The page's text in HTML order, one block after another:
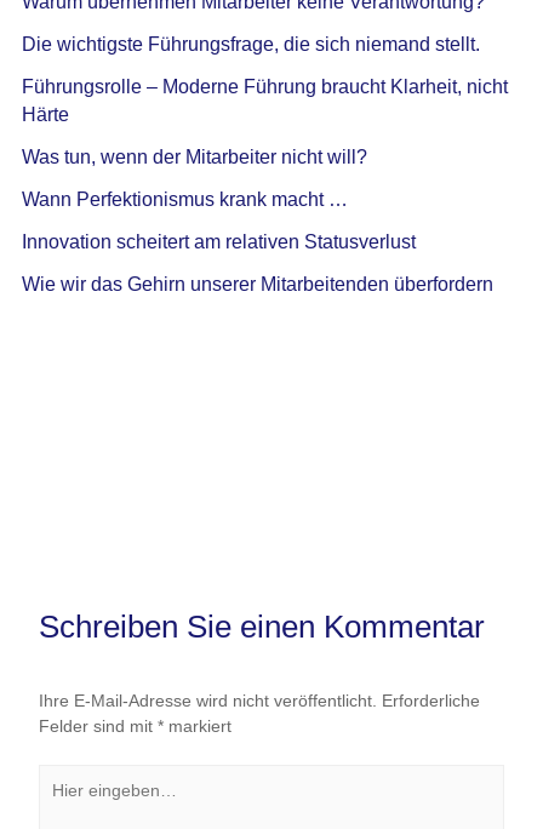
Die wichtigste Führungsfrage, die sich niemand stellt.
Führungsrolle – Moderne Führung braucht Klarheit, nicht
Härte
Was tun, wenn der Mitarbeiter nicht will?
Wann Perfektionismus krank macht …
Innovation scheitert am relativen Statusverlust
Wie wir das Gehirn unserer Mitarbeitenden überfordern
Schreiben Sie einen Kommentar
Ihre E-Mail-Adresse wird nicht veröffentlicht. Erforderliche
Felder sind mit *markiert
eingeben…